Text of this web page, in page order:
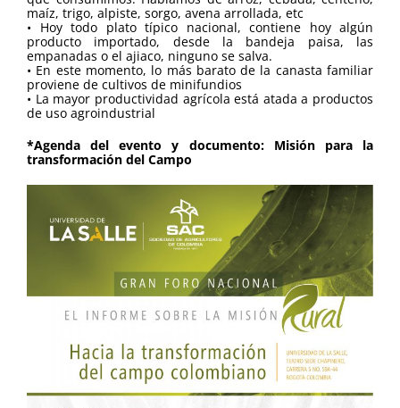
maíz, trigo, alpiste, sorgo, avena arrollada, etc
• Hoy todo plato típico nacional, contiene hoy algún
producto importado, desde la bandeja paisa, las
empanadas o el ajiaco, ninguno se salva.
• En este momento, lo más barato de la canasta familiar
proviene de cultivos de minifundios
• La mayor productividad agrícola está atada a productos
de uso agroindustrial
*Agenda del evento y documento: Misión para la
transformación del Campo